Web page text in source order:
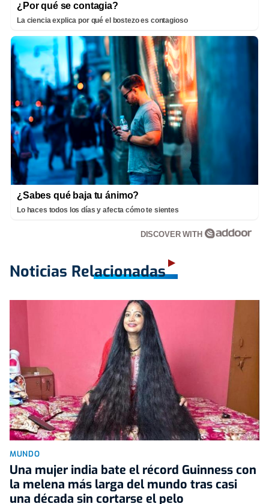
¿Por qué se contagia?
La ciencia explica por qué el bostezo es contagioso
¿Sabes qué baja tu ánimo?
Lo haces todos los días y afecta cómo te sientes
DISCOVER WITH
Noticias Relacionadas
MUNDO
Una mujer india bate el récord Guinness con
la melena más larga del mundo tras casi
una década sin cortarse el pelo